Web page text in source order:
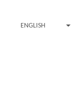
ENGLISH